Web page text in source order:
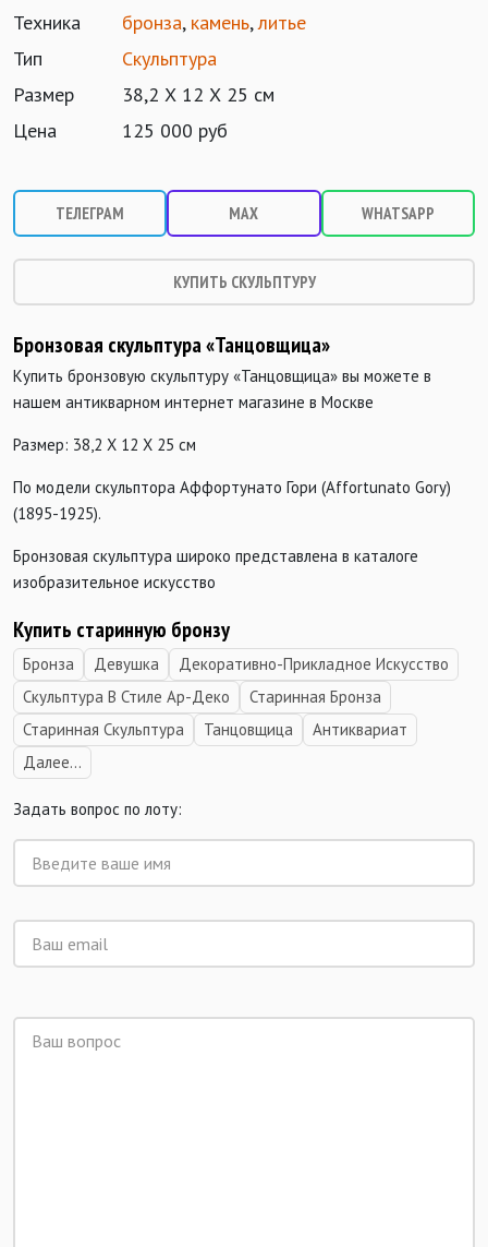
Техника
бронза, камень,литье
Тип
Скульптура
Размер
38,2 Х 12 Х 25 см
Цена
125 000 руб
ТЕЛЕГРАМ MAX WHATSAPP
КУПИТЬ СКУЛЬПТУРУ
Бронзовая скульптура «Танцовщица»
Купить бронзовую скульптуру «Танцовщица» вы можете в
нашем антикварном интернет магазине в Москве
Размер: 38,2 Х 12 Х 25 см
По модели скульптора Аффортунато Гори (Affortunato Gory)
(1895-1925).
Бронзовая скульптура широко представлена в каталоге
изобразительное искусство
Купить старинную бронзу
Бронза Девушка
Декоративно-Прикладное Искусство
Скульптура В Стиле Ар-Деко
Старинная Бронза
Старинная Скульптура
Танцовщица
Антиквариат
Далее...
Задать вопрос по лоту: